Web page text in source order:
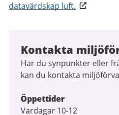
datavärdskap luft.
Kontakta
Har du synpunkter eller
kan du kontakta
Öppettider
Vardagar 10-12